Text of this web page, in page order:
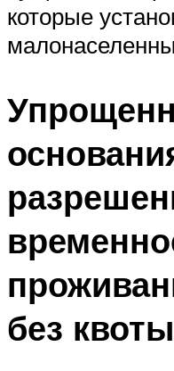
которые
без квоты